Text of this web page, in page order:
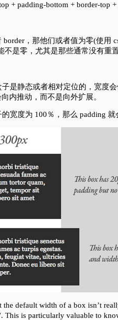
+ padding-bottom + border-top
，那他们或者值为零(使用
不是零，尤其是那些通常没有重
是静态或者相对定位的，宽度
内推动，而不是向外扩展。
宽度为 100％，那么 padding 就
the default width of a box isn’t
This is particularly valuable to